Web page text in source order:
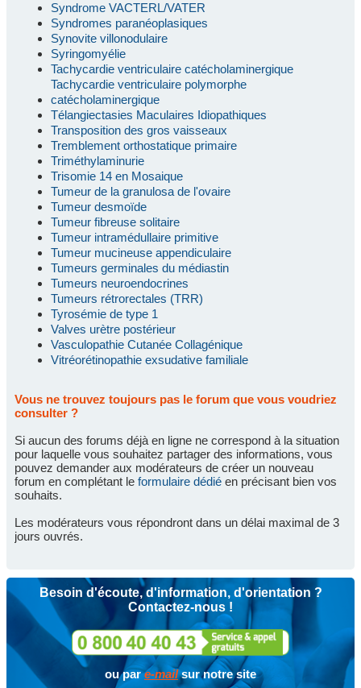
Syndrome VACTERL/VATER
Syndromes paranéoplasiques
Synovite villonodulaire
Syringomyélie
Tachycardie ventriculaire catécholaminergique
Tachycardie ventriculaire polymorphe
catécholaminergique
Télangiectasies Maculaires Idiopathiques
Transposition des gros vaisseaux
Tremblement orthostatique primaire
Triméthylaminurie
Trisomie 14 en Mosaique
Tumeur de la granulosa de l'ovaire
Tumeur desmoïde
Tumeur fibreuse solitaire
Tumeur intramédullaire primitive
Tumeur mucineuse appendiculaire
Tumeurs germinales du médiastin
Tumeurs neuroendocrines
Tumeurs rétrorectales (TRR)
Tyrosémie de type 1
Valves urètre postérieur
Vasculopathie Cutanée Collagénique
Vitréorétinopathie exsudative familiale
Vous ne trouvez toujours pas le forum que vous voudriez
consulter ?
Si aucun des forums déjà en ligne ne correspond à la situation
pour laquelle vous souhaitez partager des informations, vous
pouvez demander aux modérateurs de créer un nouveau
forum en complétant le formulaire dédié en précisant bien vos
souhaits.
Les modérateurs vous répondront dans un délai maximal de 3
jours ouvrés.
Besoin d'écoute, d'information, d'orientation ?
Contactez-nous !
ou pare-mailsur notre site